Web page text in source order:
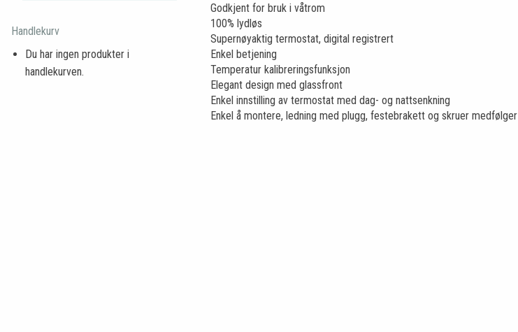
Godkjent for bruk i våtrom
100% lydløs
Supernøyaktig termostat, digital registrert
Enkel betjening
Temperatur kalibreringsfunksjon
Elegant design med glassfront
Enkel innstilling av termostat med dag- og nattsenkning
Enkel å montere, ledning med plugg, festebrakett og skruer medfølger
Handlekurv
Du har ingen produkter i
handlekurven.